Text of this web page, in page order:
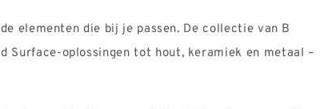
elementen die bij je passen. De collectie van B
Surface-oplossingen tot hout, keramiek en metaal –